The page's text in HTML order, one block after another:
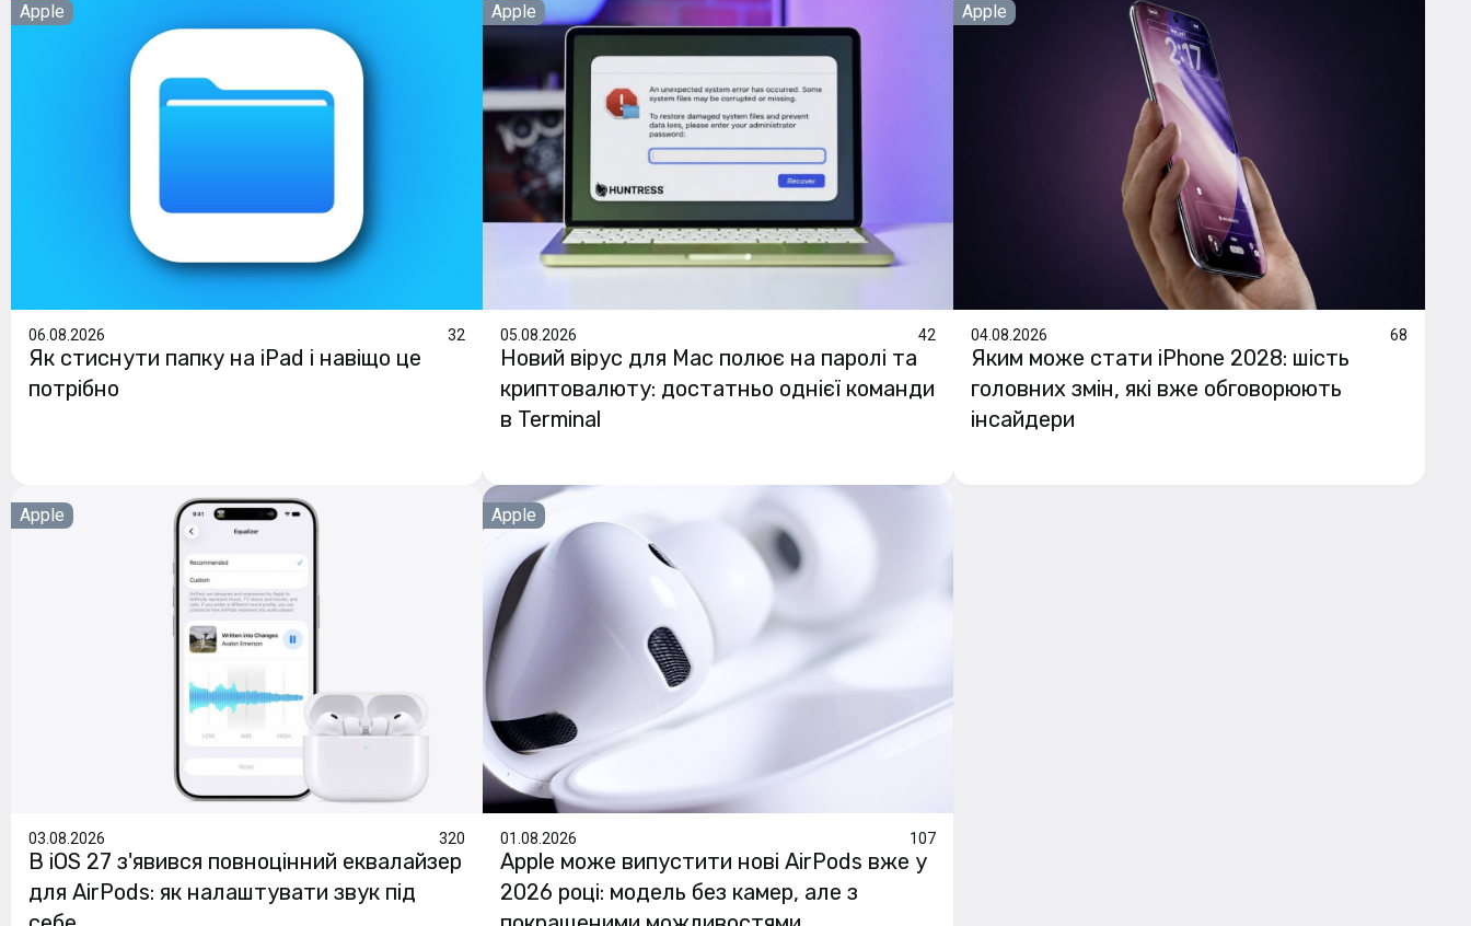
Apple
06.08.2026 32
Як стиснути папку на iPad і навіщо це
потрібно
Apple
05.08.2026 42
Новий вірус для Mac полює на паролі та
криптовалюту: достатньо однієї команди
в Terminal
Apple
04.08.2026 68
Яким може стати iPhone 2028: шість
головних змін, які вже обговорюють
інсайдери
Apple
03.08.2026 320
В iOS 27 з'явився повноцінний еквалайзер
для AirPods: як налаштувати звук під
Apple
01.08.2026 107
Apple може випустити нові AirPods вже у
2026 році: модель без камер, але з